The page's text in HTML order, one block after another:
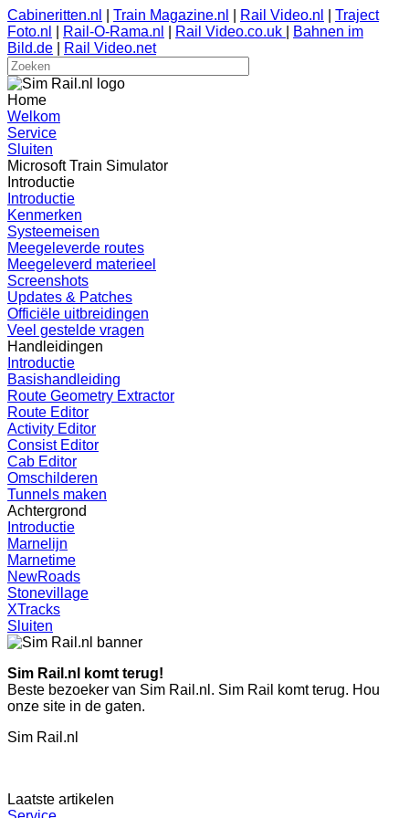
Cabineritten.nl Train Magazine.nl Rail Video.nl
Traject
Foto.nl
Rail-O-Rama.nl Rail Video.co.uk
Bahnen im
Bild.de
Rail Video.net
Home
Welkom
Service
Sluiten
Microsoft Train Simulator
Introductie
Introductie
Kenmerken
Systeemeisen
Meegeleverde routes
Meegeleverd materieel
Screenshots
Updates & Patches
Officiële uitbreidingen
Veel gestelde vragen
Handleidingen
Introductie
Basishandleiding
Route Geometry Extractor
Route Editor
Activity Editor
Consist Editor
Cab Editor
Omschilderen
Tunnels maken
Achtergrond
Introductie
Marnelijn
Marnetime
NewRoads
Stonevillage
XTracks
Sluiten
Sim Rail.nl komt terug!
Beste bezoeker van Sim Rail.nl. Sim Rail komt terug. Hou
onze site in de gaten.
Sim Rail.nl
Laatste artikelen